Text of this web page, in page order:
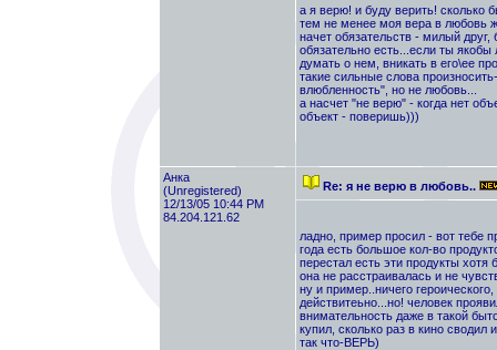
а я верю! и буду верить! сколько
тем не менее моя вера в любовь
начет обязательств - милый
обязательно есть...если ты
думать о нем, вникать в его\ее
такие сильные слова
влюбленность", но не любовь...
а насчет "не верю" - когда нет
объект - поверишь)))
Анка
(Unregistered)
12/13/05 10:44 PM
84.204.121.62
Re: я не верю в любовь..
ладно, пример просил - вот тебе
года есть большое кол-во
перестал есть эти продукты
она не расстраивалась и не
ну и пример..ничего
действитеьно...но! человек
внимательность даже в такой
купил, сколько раз в кино
так что-ВЕРЬ)